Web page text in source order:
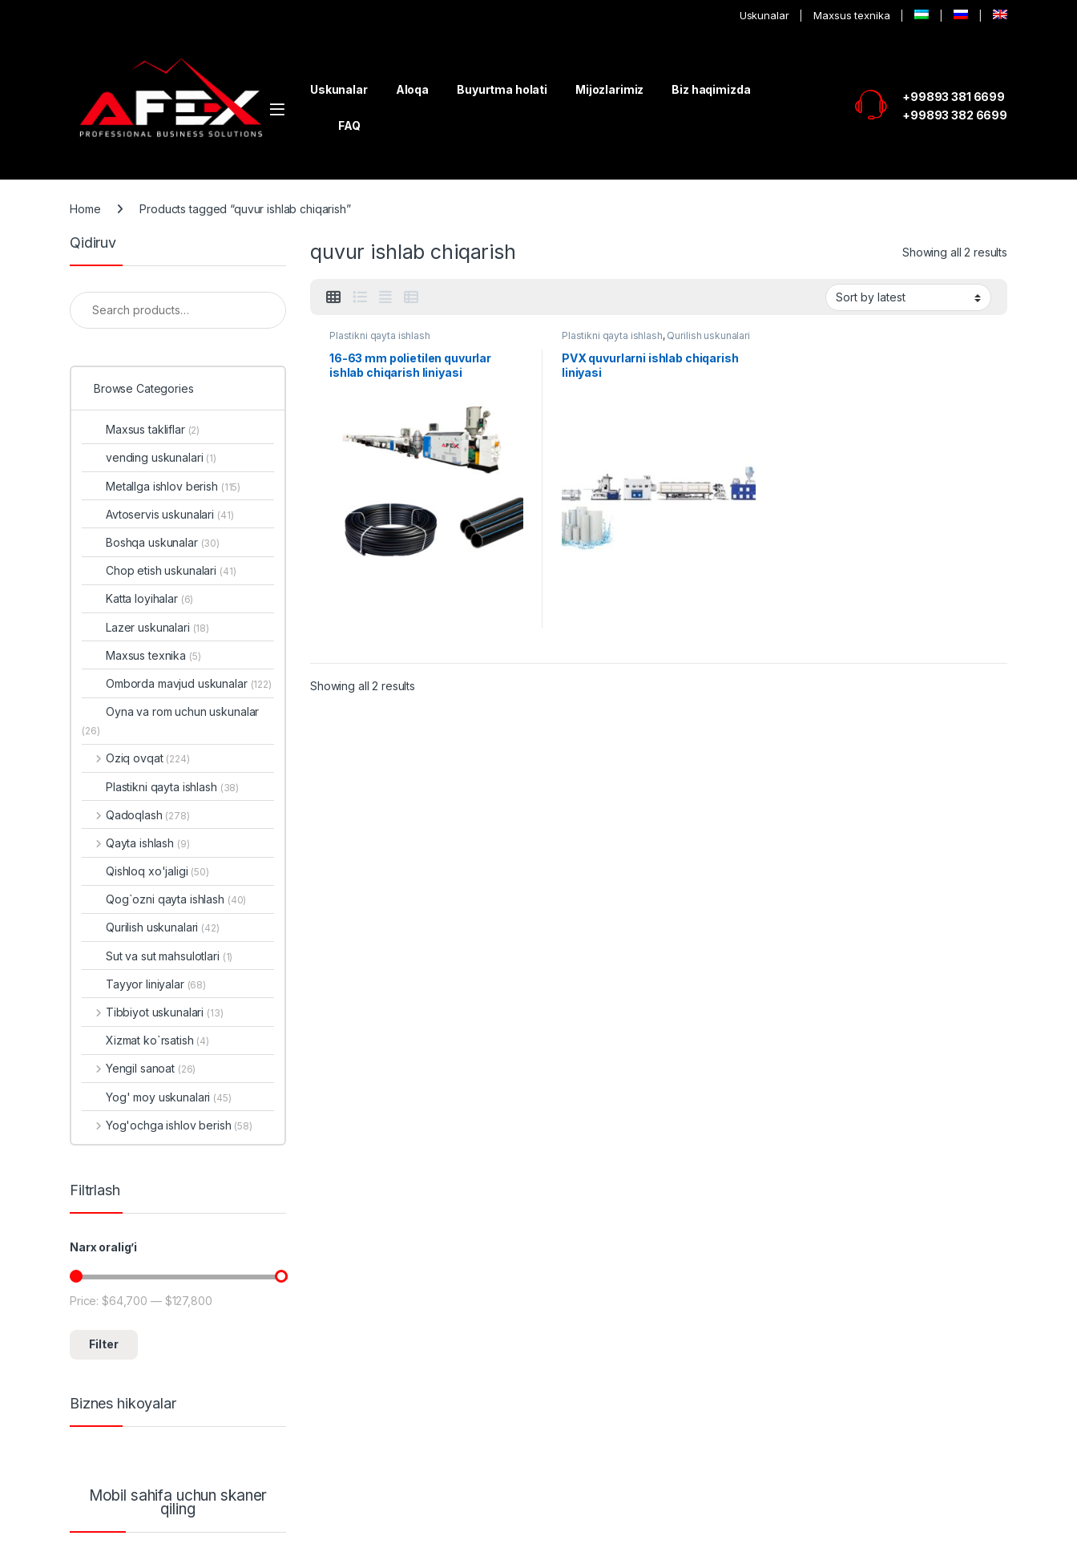
Uskunalar Maxsus texnika
Uskunalar Aloqa Buyurtma holati Mijozlarimiz Biz haqimizda
FAQ
+99893 381 6699
+99893 382 6699
Home Products tagged “quvur ishlab chiqarish”
quvur ishlab chiqarish Showing all 2 results
Plastikni qayta ishlash
16-63 mm polietilen quvurlar
ishlab chiqarish liniyasi
Plastikni qayta ishlash, Qurilish uskunalari
PVX quvurlarni ishlab chiqarish
liniyasi
Showing all 2 results
Qidiruv
Search for:
Browse Categories
Maxsus takliflar (2)
vending uskunalari (1)
Metallga ishlov berish (115)
Avtoservis uskunalari (41)
Boshqa uskunalar (30)
Chop etish uskunalari (41)
Katta loyihalar (6)
Lazer uskunalari (18)
Maxsus texnika (5)
Omborda mavjud uskunalar (122)
Oyna va rom uchun uskunalar
(26)
Oziq ovqat (224)
Plastikni qayta ishlash (38)
Qadoqlash (278)
Qayta ishlash (9)
Qishloq xo'jaligi (50)
Qog`ozni qayta ishlash (40)
Qurilish uskunalari (42)
Sut va sut mahsulotlari (1)
Tayyor liniyalar (68)
Tibbiyot uskunalari (13)
Xizmat ko`rsatish (4)
Yengil sanoat (26)
Yog' moy uskunalari (45)
Yog'ochga ishlov berish (58)
Filtrlash
Narx oralig’i
Min price
Max price
Filter
Price:$64,700 — $127,800
Biznes hikoyalar
Mobil sahifa uchun skaner
qiling